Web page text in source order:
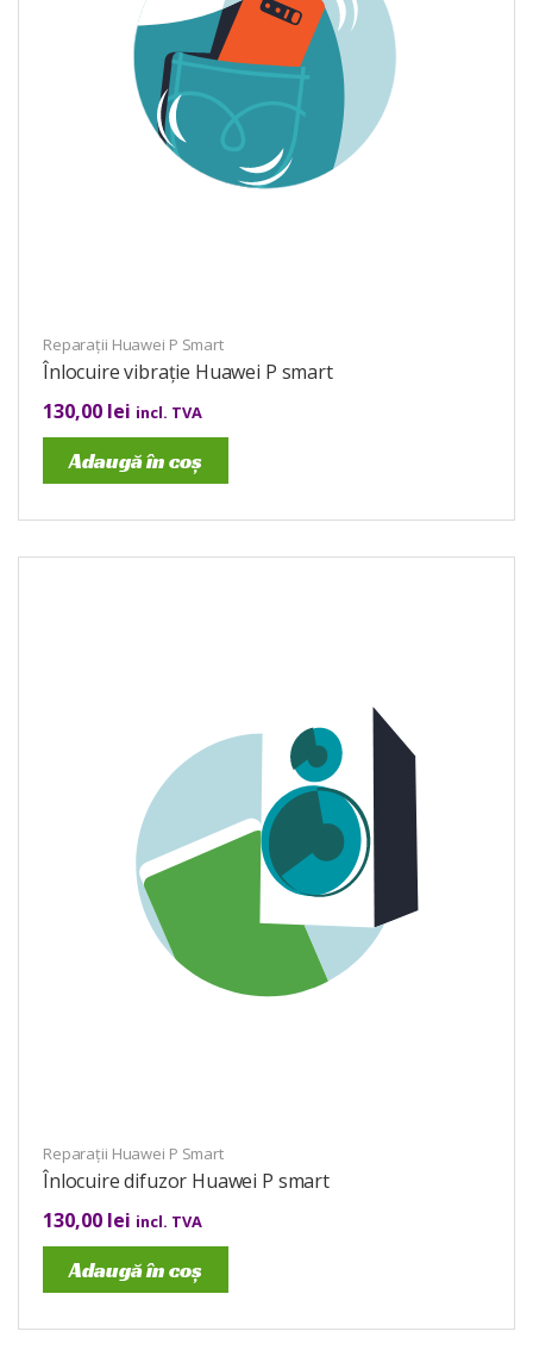
Reparații Huawei P Smart
Înlocuire vibrație Huawei P smart
130,00 lei incl. TVA
Adaugă în coș
Reparații Huawei P Smart
Înlocuire difuzor Huawei P smart
130,00 lei incl. TVA
Adaugă în coș